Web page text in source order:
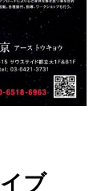
ブ